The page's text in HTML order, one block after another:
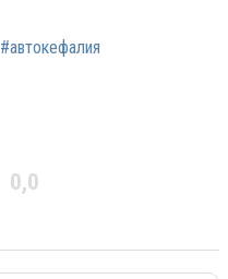
#автокефалия
0,0